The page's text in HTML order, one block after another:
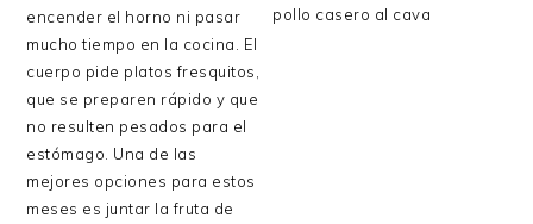
encender el horno ni pasar
mucho tiempo en la cocina. El
cuerpo pide platos fresquitos,
que se preparen rápido y que
no resulten pesados para el
estómago. Una de las
mejores opciones para estos
meses es juntar la fruta de
pollo casero al cava